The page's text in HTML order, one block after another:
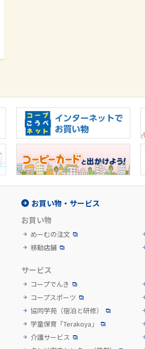
お買い物・サービス
お買い物
めーむの注文
移動店舗
サービス
コープでんき
コープスポーツ
協同学苑 （宿泊と研修）
学童保育「Terakoya」
介護サービス